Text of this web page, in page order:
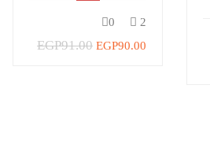
2
0
EGP91.00 EGP90.00